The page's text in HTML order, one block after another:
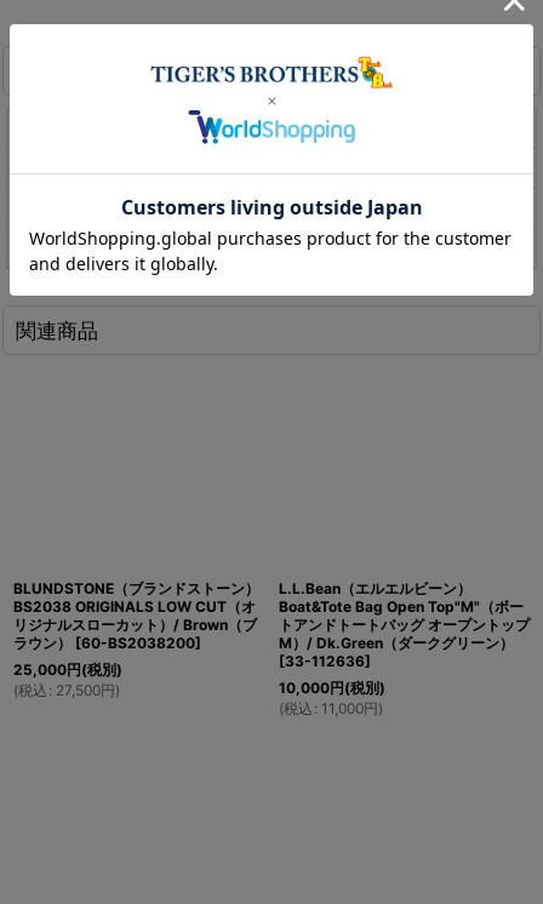
O.D×Tan（オリーブドラブ×タン）
縦:約11cm×横:約17.5cm×マチ:約1cm
生産国
Made in Philippines
関連商品
BLUNDSTONE（ブランドストーン）
BS2038 ORIGINALS LOW CUT（オ
リジナルスローカット）/ Brown（ブ
ラウン）
[60-BS2038200]
25,000円(税別)
(税込 : 27,500円)
L.L.Bean（エルエルビーン）
Boat&Tote Bag Open Top"M"（ボー
トアンドトートバッグ オープントップ
M）/ Dk.Green（ダークグリーン）
[33-112636]
10,000円(税別)
(税込 : 11,000円)